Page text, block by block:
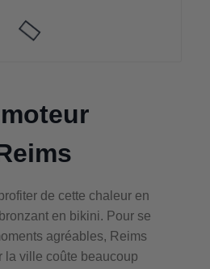
de cette chaleur en
en bikini. Pour se
agréables, Reims
la ville coûte beaucoup